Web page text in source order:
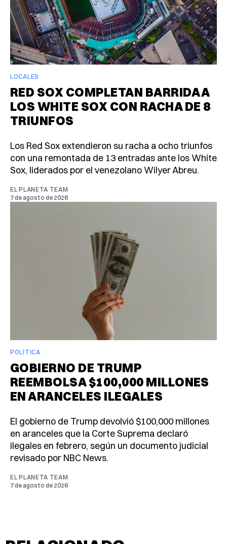
LOCALES
RED SOX COMPLETAN BARRIDA A
LOS WHITE SOX CON RACHA DE 8
TRIUNFOS
Los Red Sox extendieron su racha a ocho triunfos
con una remontada de 13 entradas ante los White
Sox, liderados por el venezolano Wilyer Abreu.
EL PLANETA TEAM
7 de agosto de 2026
POLÍTICA
GOBIERNO DE TRUMP
REEMBOLSA $100,000 MILLONES
EN ARANCELES ILEGALES
El gobierno de Trump devolvió $100,000 millones
en aranceles que la Corte Suprema declaró
ilegales en febrero, según un documento judicial
revisado por NBC News.
EL PLANETA TEAM
7 de agosto de 2026